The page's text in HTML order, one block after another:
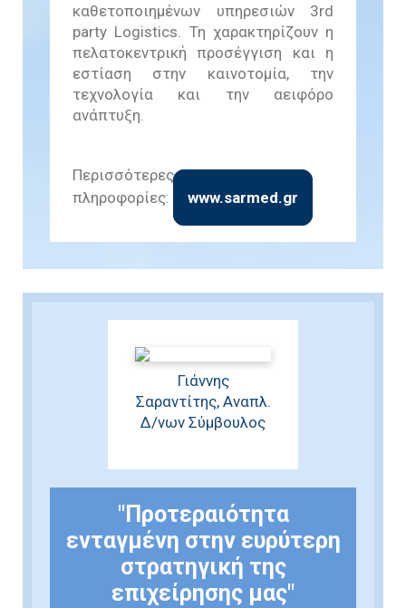
καθετοποιημένων υπηρεσιών 3rd
party Logistics. Τη χαρακτηρίζουν η
πελατοκεντρική προσέγγιση και η
εστίαση στην καινοτομία, την
τεχνολογία και την αειφόρο
ανάπτυξη.
Περισσότερες
πληροφορίες:
www.sarmed.gr
Γιάννης
Σαραντίτης, Αναπλ.
Δ/νων Σύμβουλος
"Προτεραιότητα
ενταγμένη στην ευρύτερη
στρατηγική της
επιχείρησης μας"